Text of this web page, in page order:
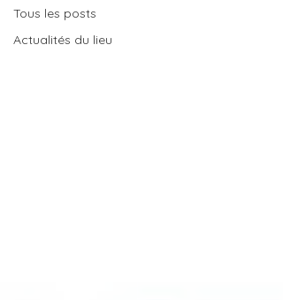
Tous les posts
Actualités du lieu